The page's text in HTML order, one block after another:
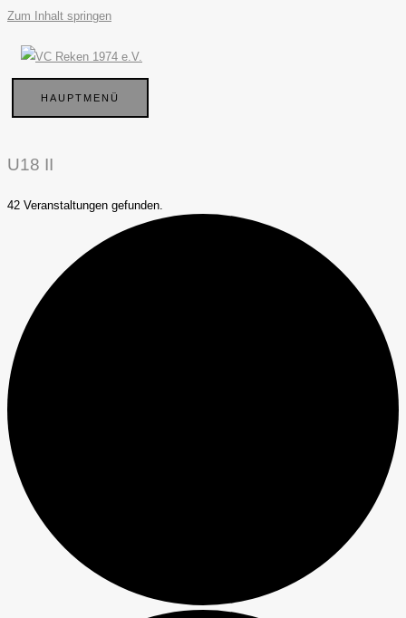
Zum Inhalt springen
HAUPTMENÜ
U18 II
42 Veranstaltungen gefunden.